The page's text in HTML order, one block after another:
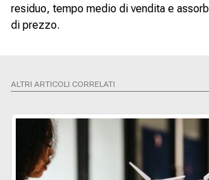
residuo, tempo medio di vendita e
di prezzo.
ALTRI ARTICOLI CORRELATI